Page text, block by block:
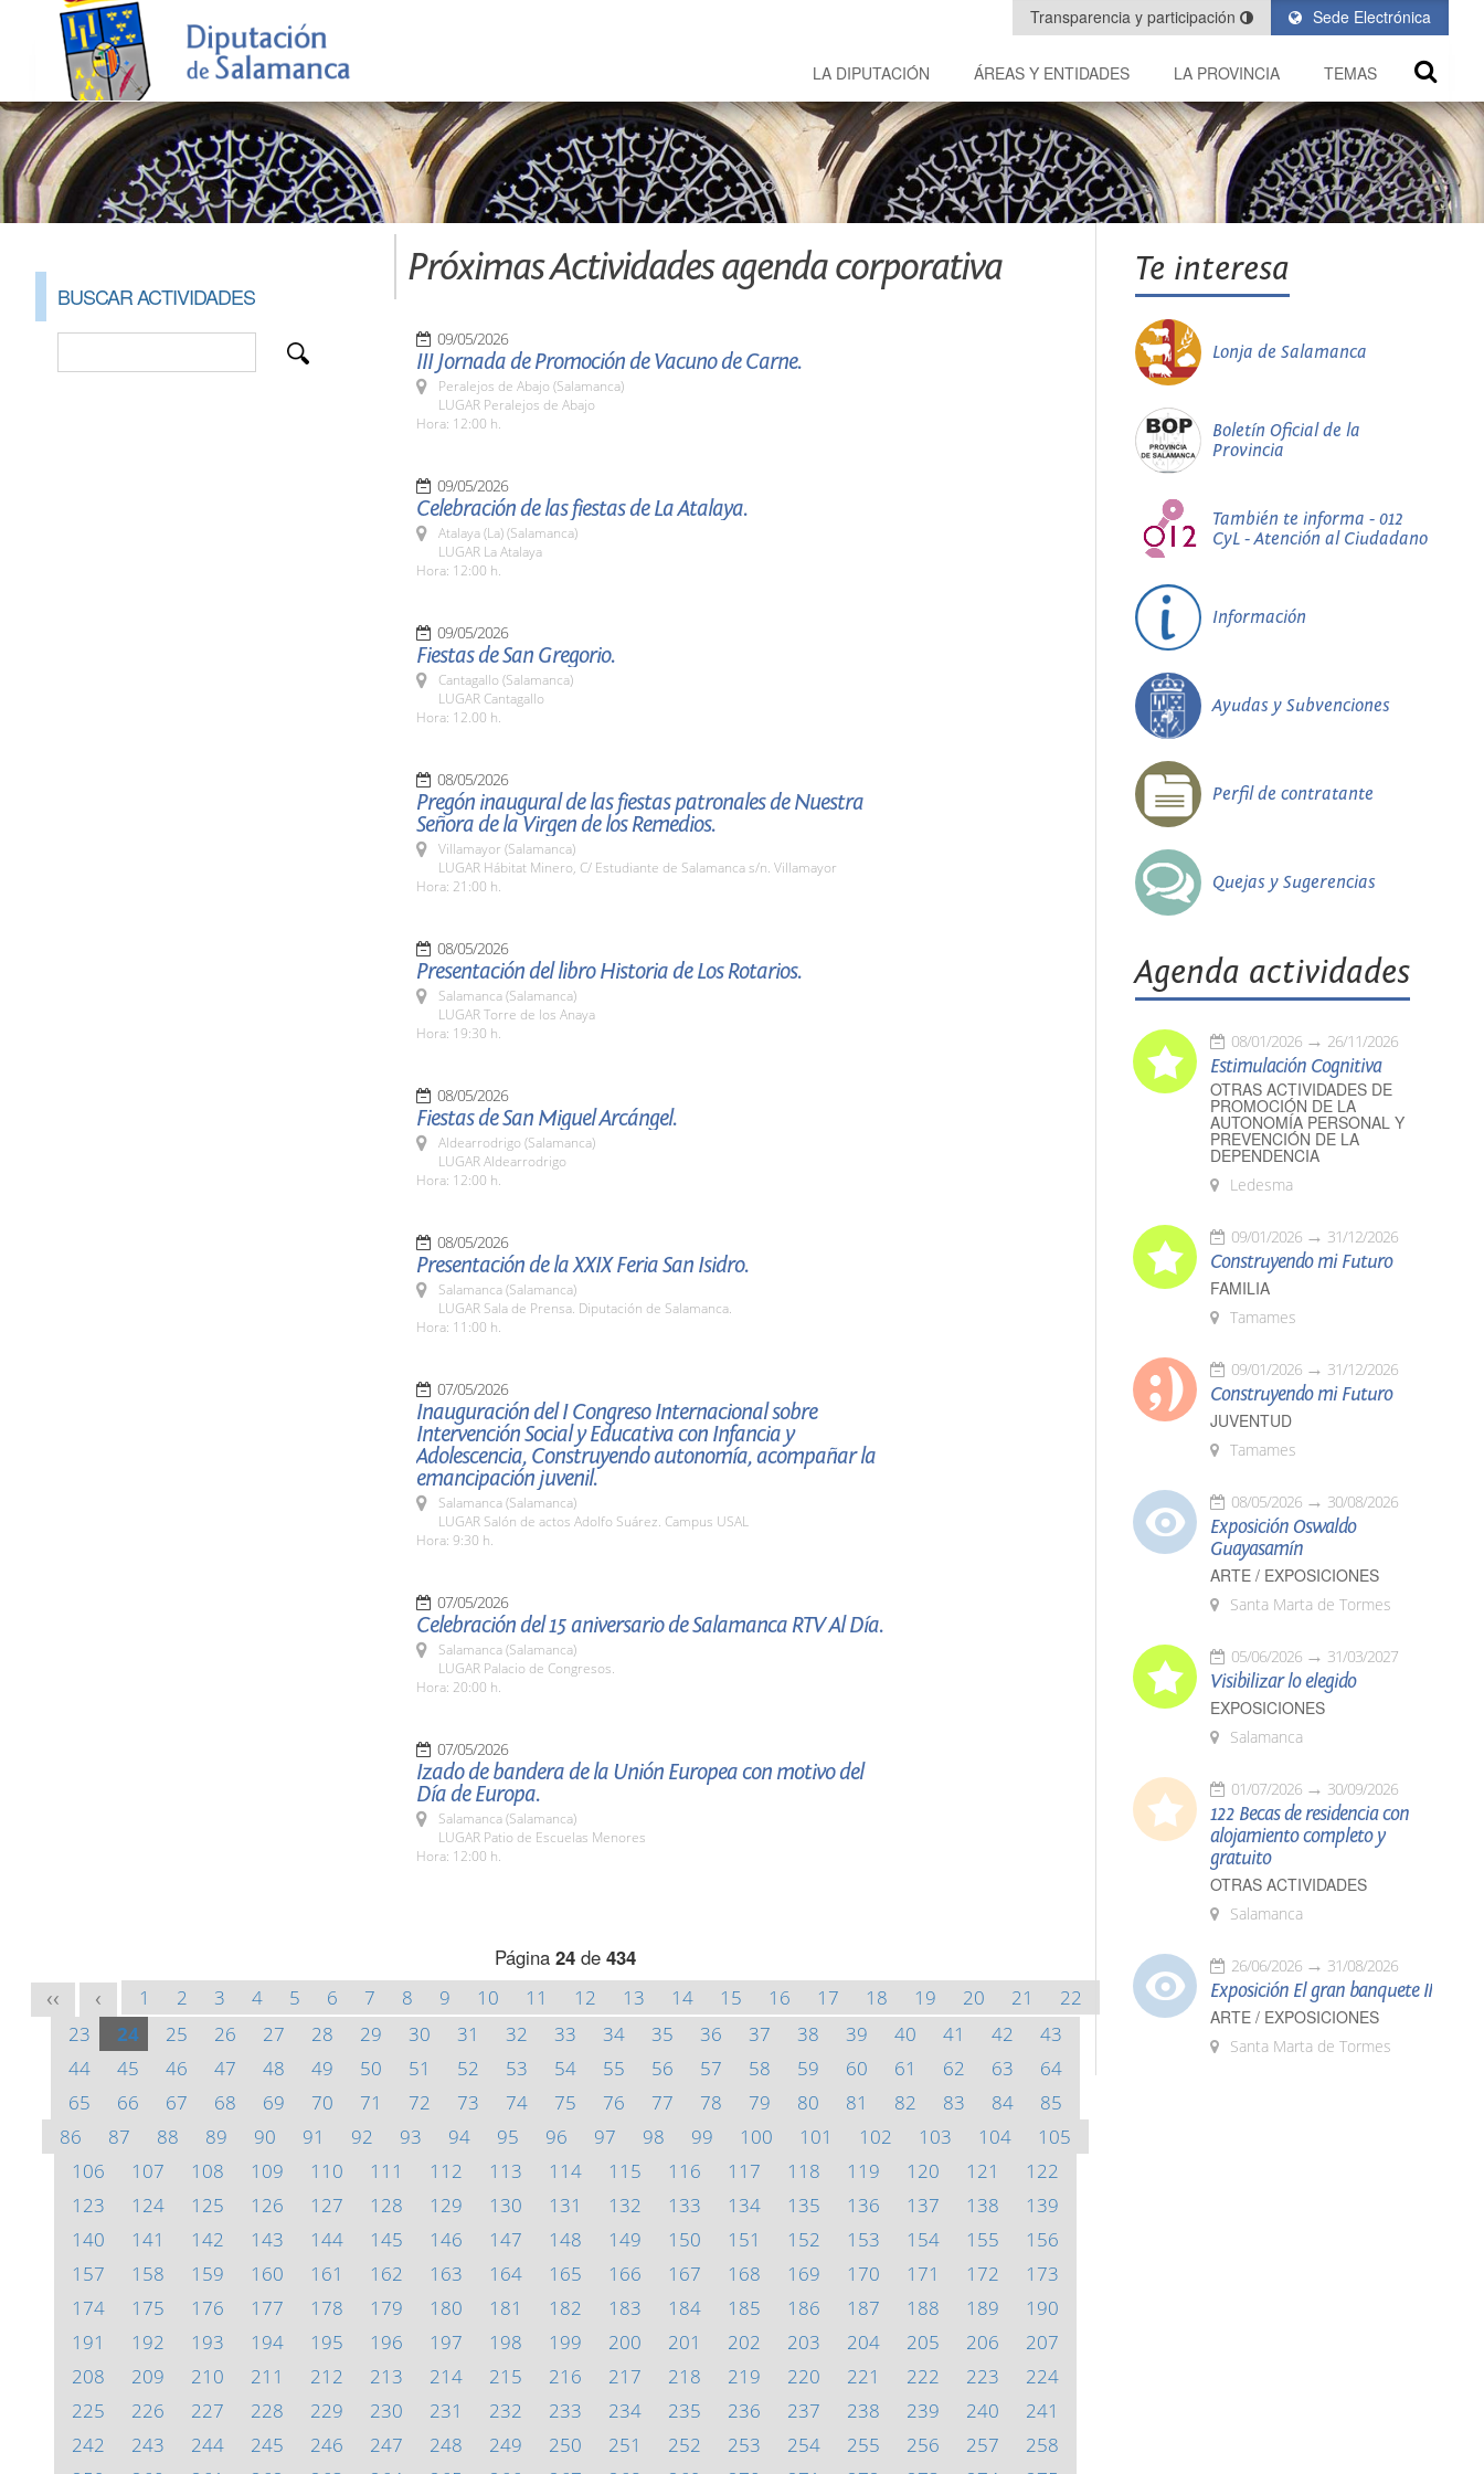
Sede Electrónica
Transparencia y participación
LA DIPUTACIÓN ÁREAS Y ENTIDADES LA PROVINCIA TEMAS
BUSCAR ACTIVIDADES
Próximas Actividades agenda corporativa
09/05/2026
III Jornada de Promoción de Vacuno de Carne.
Peralejos de Abajo (Salamanca)
LUGAR Peralejos de Abajo
Hora: 12:00 h.
09/05/2026
Celebración de las fiestas de La Atalaya.
Atalaya (La) (Salamanca)
LUGAR La Atalaya
Hora: 12:00 h.
09/05/2026
Fiestas de San Gregorio.
Cantagallo (Salamanca)
LUGAR Cantagallo
Hora: 12.00 h.
08/05/2026
Pregón inaugural de las fiestas patronales de Nuestra
Señora de la Virgen de los Remedios.
Villamayor (Salamanca)
LUGAR Hábitat Minero, C/ Estudiante de Salamanca s/n. Villamayor
Hora: 21:00 h.
08/05/2026
Presentación del libro Historia de Los Rotarios.
Salamanca (Salamanca)
LUGAR Torre de los Anaya
Hora: 19:30 h.
08/05/2026
Fiestas de San Miguel Arcángel.
Aldearrodrigo (Salamanca)
LUGAR Aldearrodrigo
Hora: 12:00 h.
08/05/2026
Presentación de la XXIX Feria San Isidro.
Salamanca (Salamanca)
LUGAR Sala de Prensa. Diputación de Salamanca.
Hora: 11:00 h.
07/05/2026
Inauguración del I Congreso Internacional sobre
Intervención Social y Educativa con Infancia y
Adolescencia, Construyendo autonomía, acompañar la
emancipación juvenil.
Salamanca (Salamanca)
LUGAR Salón de actos Adolfo Suárez. Campus USAL
Hora: 9:30 h.
07/05/2026
Celebración del 15 aniversario de Salamanca RTV Al Día.
Salamanca (Salamanca)
LUGAR Palacio de Congresos.
Hora: 20:00 h.
07/05/2026
Izado de bandera de la Unión Europea con motivo del
Día de Europa.
Salamanca (Salamanca)
LUGAR Patio de Escuelas Menores
Hora: 12:00 h.
Página 24 de 434
<< < 1 2 3 4 5 6 7 8 9 10 11 12 13 14 15 16 17 18 19 20 21
22
23
24 25 26 27 28 29 30 31 32 33 34 35 36 37 38 39 40 41 42
43
44
45 46 47 48 49 50 51 52 53 54 55 56 57 58 59 60 61 62 63
64
65
66 67 68 69 70 71 72 73 74 75 76 77 78 79 80 81 82 83 84
85
86
87 88 89 90 91 92 93 94 95 96 97 98 99 100 101 102 103 104
105
106
107 108 109 110 111 112 113 114 115 116 117 118 119 120 121
122
123
124 125 126 127 128 129 130 131 132 133 134 135 136 137 138
139
140
141 142 143 144 145 146 147 148 149 150 151 152 153 154 155
156
157
158 159 160 161 162 163 164 165 166 167 168 169 170 171 172
173
174
175 176 177 178 179 180 181 182 183 184 185 186 187 188 189
190
191
192 193 194 195 196 197 198 199 200 201 202 203 204 205 206
207
208
209 210 211 212 213 214 215 216 217 218 219 220 221 222 223
224
225
226 227 228 229 230 231 232 233 234 235 236 237 238 239 240
241
242
243 244 245 246 247 248 249 250 251 252 253 254 255 256 257
258
Te interesa
Lonja de Salamanca
Boletín Oficial de la
Provincia
También te informa - 012
CyL - Atención al Ciudadano
Información
Ayudas y Subvenciones
Perfil de contratante
Quejas y Sugerencias
Agenda actividades
08/01/2026 26/11/2026
Estimulación Cognitiva
OTRAS ACTIVIDADES DE
PROMOCIÓN DE LA
AUTONOMÍA PERSONAL Y
PREVENCIÓN DE LA
DEPENDENCIA
Ledesma
09/01/2026 31/12/2026
Construyendo mi Futuro
FAMILIA
Tamames
09/01/2026 31/12/2026
Construyendo mi Futuro
JUVENTUD
Tamames
08/05/2026 30/08/2026
Exposición Oswaldo
Guayasamín
ARTE / EXPOSICIONES
Santa Marta de Tormes
05/06/2026 31/03/2027
Visibilizar lo elegido
EXPOSICIONES
Salamanca
01/07/2026 30/09/2026
122 Becas de residencia con
alojamiento completo y
gratuito
OTRAS ACTIVIDADES
Salamanca
26/06/2026 31/08/2026
Exposición El gran banquete II
ARTE / EXPOSICIONES
Santa Marta de Tormes